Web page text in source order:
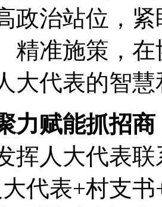
政治站位，
精准施策，
大代表的智
力赋能抓招
挥人大代表
代表+村支